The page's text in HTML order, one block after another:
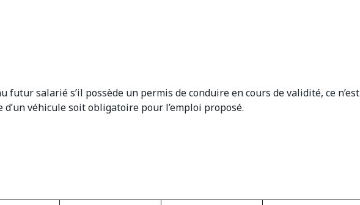
futur salarié s’il possède un permis de conduire en cours de validité, ce n’est
d’un véhicule soit obligatoire pour l’emploi proposé.